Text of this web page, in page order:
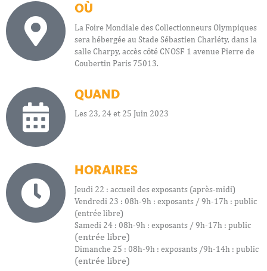
OÙ
La Foire Mondiale des Collectionneurs Olympiques
sera hébergée au Stade Sébastien Charléty, dans la
salle Charpy, accès côté CNOSF 1 avenue Pierre de
Coubertin Paris 75013.
QUAND
Les 23, 24 et 25 Juin 2023
HORAIRES
Jeudi 22 : accueil des exposants (après-midi)
Vendredi 23 : 08h-9h : exposants / 9h-17h : public
(entrée libre)
Samedi 24 : 08h-9h : exposants / 9h-17h : public
(entrée libre)
Dimanche 25 : 08h-9h : exposants /9h-14h : public
(entrée libre)